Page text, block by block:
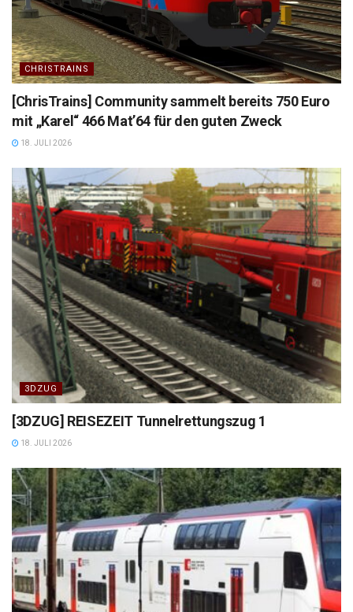
CHRISTRAINS
[ChrisTrains] Community sammelt bereits 750 Euro
mit „Karel“ 466 Mat’64 für den guten Zweck
18. JULI 2026
3DZUG
[3DZUG] REISEZEIT Tunnelrettungszug 1
18. JULI 2026